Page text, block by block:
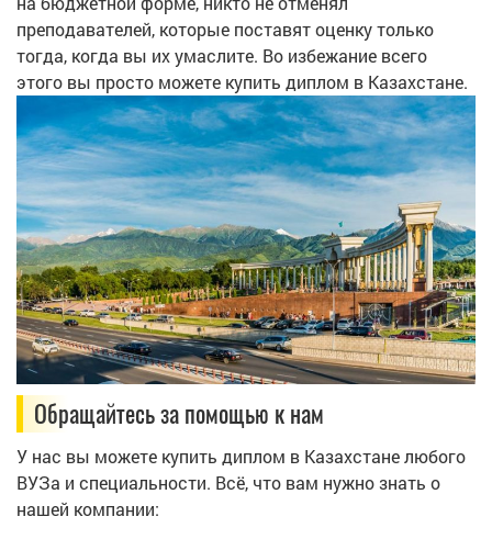
преподавателей, которые поставят оценку только
тогда, когда вы их умаслите. Во избежание всего
этого вы просто можете купить диплом в Казахстане.
Обращайтесь за помощью к нам
У нас вы можете купить диплом в Казахстане любого
ВУЗа и специальности. Всё, что вам нужно знать о
нашей компании: